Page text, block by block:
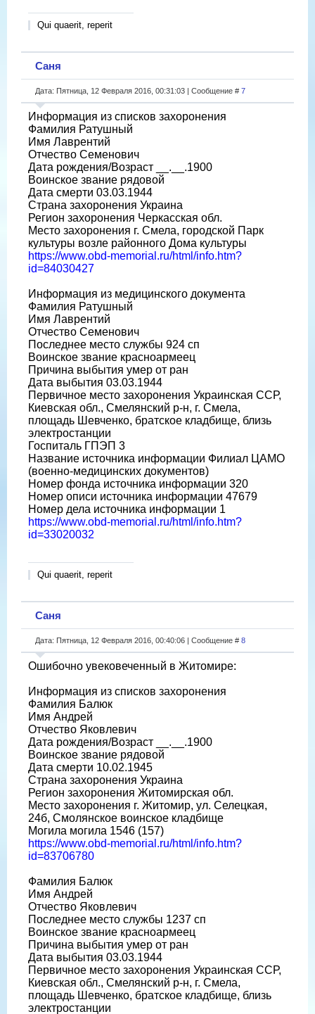
Qui quaerit, reperit
Саня
Дата: Пятница, 12 Февраля 2016, 00:31:03 | Сообщение # 7
Информация из списков захоронения
Фамилия Ратушный
Имя Лаврентий
Отчество Семенович
Дата рождения/Возраст __.__.1900
Воинское звание рядовой
Дата смерти 03.03.1944
Страна захоронения Украина
Регион захоронения Черкасская обл.
Место захоронения г. Смела, городской Парк
культуры возле районного Дома культуры
https://www.obd-memorial.ru/html/info.htm?
id=84030427
Информация из медицинского документа
Фамилия Ратушный
Имя Лаврентий
Отчество Семенович
Последнее место службы 924 сп
Воинское звание красноармеец
Причина выбытия умер от ран
Дата выбытия 03.03.1944
Первичное место захоронения Украинская ССР,
Киевская обл., Смелянский р-н, г. Смела,
площадь Шевченко, братское кладбище, близь
электростанции
Госпиталь ГПЭП 3
Название источника информации Филиал ЦАМО
(военно-медицинских документов)
Номер фонда источника информации 320
Номер описи источника информации 47679
Номер дела источника информации 1
https://www.obd-memorial.ru/html/info.htm?
id=33020032
Qui quaerit, reperit
Саня
Дата: Пятница, 12 Февраля 2016, 00:40:06 | Сообщение # 8
Ошибочно увековеченный в Житомире:
Информация из списков захоронения
Фамилия Балюк
Имя Андрей
Отчество Яковлевич
Дата рождения/Возраст __.__.1900
Воинское звание рядовой
Дата смерти 10.02.1945
Страна захоронения Украина
Регион захоронения Житомирская обл.
Место захоронения г. Житомир, ул. Селецкая,
24б, Смолянское воинское кладбище
Могила могила 1546 (157)
https://www.obd-memorial.ru/html/info.htm?
id=83706780
Фамилия Балюк
Имя Андрей
Отчество Яковлевич
Последнее место службы 1237 сп
Воинское звание красноармеец
Причина выбытия умер от ран
Дата выбытия 03.03.1944
Первичное место захоронения Украинская ССР,
Киевская обл., Смелянский р-н, г. Смела,
площадь Шевченко, братское кладбище, близь
электростанции